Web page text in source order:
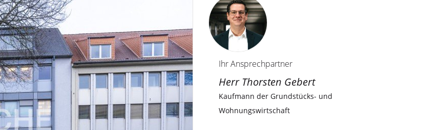
Ihr Ansprechpartner
Herr Thorsten Gebert
Kaufmann der Grundstücks- und
Wohnungswirtschaft